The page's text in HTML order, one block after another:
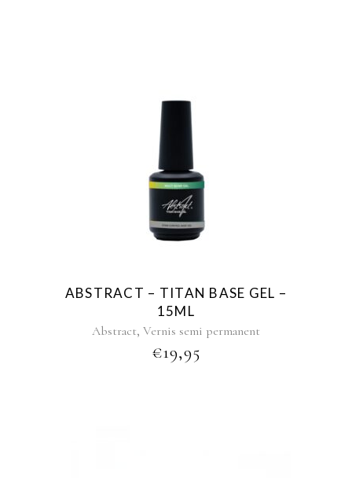
ABSTRACT – TITAN BASE GEL –
15ML
Abstract, Vernis semi permanent
€19,95